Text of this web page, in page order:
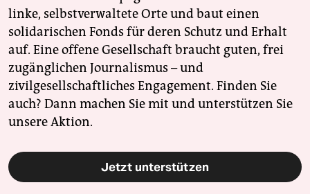
linke, selbstverwaltete Orte und baut einen
solidarischen Fonds für deren Schutz und Erhalt
auf. Eine offene Gesellschaft braucht guten, frei
zugänglichen Journalismus – und
zivilgesellschaftliches Engagement. Finden Sie
auch? Dann machen Sie mit und unterstützen Sie
unsere Aktion.
Jetzt unterstützen